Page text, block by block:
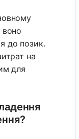
воно
до позик.
на
для